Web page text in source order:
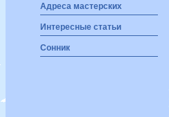
Адреса мастерских
Интересные статьи
Сонник